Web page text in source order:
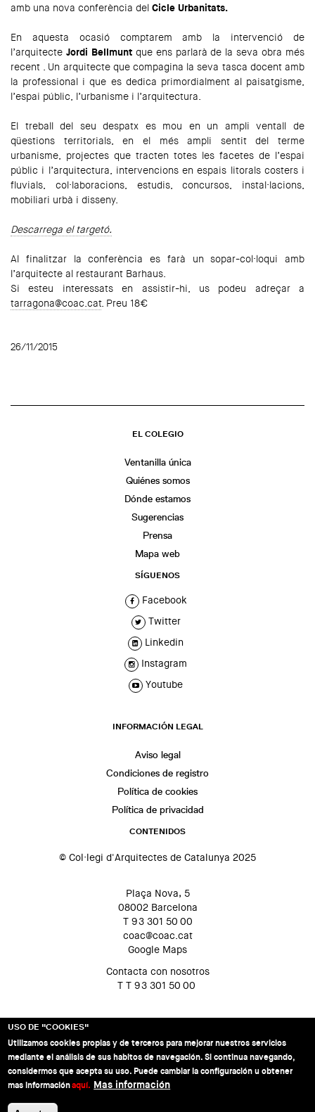
amb una nova conferència del Cicle Urbanitats.
En aquesta ocasió comptarem amb la intervenció de
l’arquitecte Jordi Bellmuntque ens parlarà de la seva obra més
recent . Un arquitecte que compagina la seva tasca docent amb
la professional i que es dedica primordialment al paisatgisme,
l’espai públic, l’urbanisme i l’arquitectura.
El treball del seu despatx es mou en un ampli ventall de
qüestions territorials, en el més ampli sentit del terme
urbanisme, projectes que tracten totes les facetes de l’espai
públic i l’arquitectura, intervencions en espais litorals costers i
fluvials, col·laboracions, estudis, concursos, instal·lacions,
mobiliari urbà i disseny.
Descarrega el targetó.
Al finalitzar la conferència es farà un sopar-col·loqui amb
l’arquitecte al restaurant Barhaus.
Si esteu interessats en assistir-hi, us podeu adreçar a
tarragona@coac.cat. Preu 18€
26/11/2015
EL COLEGIO
Ventanilla única
Quiénes somos
Dónde estamos
Sugerencias
Prensa
Mapa web
SÍGUENOS
Facebook
Twitter
Linkedin
Instagram
Youtube
INFORMACIÓN LEGAL
Aviso legal
Condiciones de registro
Política de cookies
Política de privacidad
CONTENIDOS
© Col·legi d'Arquitectes de Catalunya 2025
Plaça Nova, 5
08002 Barcelona
T 93 301 50 00
coac@coac.cat
Google Maps
Contacta con nosotros
T T 93 301 50 00
USO DE "COOKIES"
Utilizamos cookies propias y de terceros para mejorar nuestros servicios
mediante el análisis de sus habitos de navegación. Si continua navegando,
considermos que acepta su uso. Puede cambiar la configuración u obtener
mas informaciónaquí. Mas información